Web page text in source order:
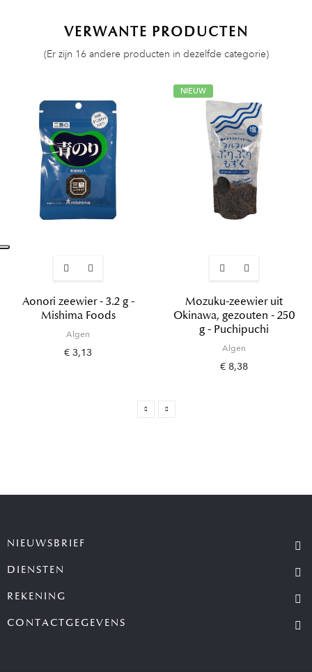
VERWANTE PRODUCTEN
(Er zijn 16 andere producten in dezelfde categorie)
Aonori zeewier - 3.2 g -
Mishima Foods
Algen
€ 3,13
NIEUW
Mozuku-zeewier uit
Okinawa, gezouten - 250
g - Puchipuchi
Algen
€ 8,38
NIEUWSBRIEF
DIENSTEN
REKENING
CONTACTGEGEVENS